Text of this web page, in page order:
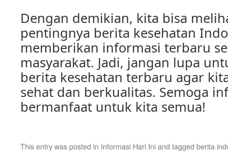
Dengan demikian, kita bisa
pentingnya berita kesehatan
memberikan informasi terbaru
masyarakat. Jadi, jangan lupa
berita kesehatan terbaru agar
sehat dan berkualitas. Semoga
bermanfaat untuk kita semua!
This entry was posted in Informasi Hari Iniand tagged berita